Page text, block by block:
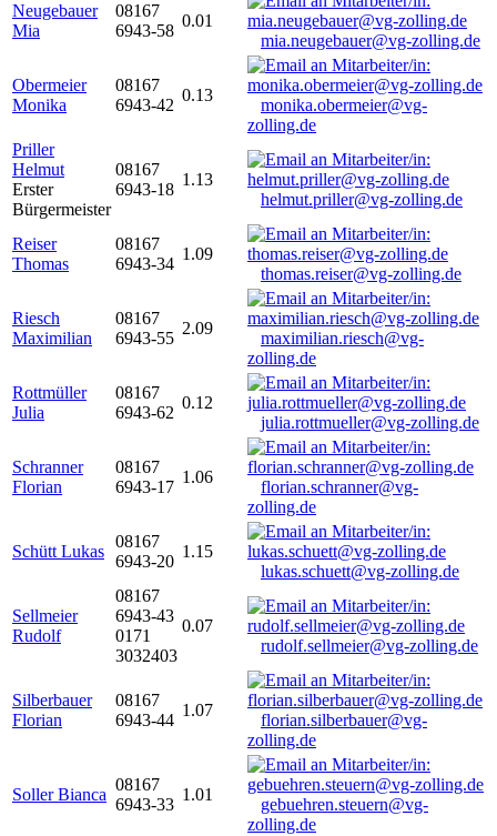
Neugebauer
Mia
08167
6943-58
0.01
mia.neugebauer@vg-zolling.de
Obermeier
Monika
08167
6943-42
0.13
monika.obermeier@vg-
zolling.de
Priller
Helmut
Erster
Bürgermeister
08167
6943-18
1.13
helmut.priller@vg-zolling.de
Reiser
Thomas
08167
6943-34
1.09
thomas.reiser@vg-zolling.de
Riesch
Maximilian
08167
6943-55
2.09
maximilian.riesch@vg-
zolling.de
Rottmüller
Julia
08167
6943-62
0.12
julia.rottmueller@vg-zolling.de
Schranner
Florian
08167
6943-17
1.06
florian.schranner@vg-
zolling.de
Schütt Lukas
08167
6943-20
1.15
lukas.schuett@vg-zolling.de
Sellmeier
Rudolf
08167
6943-43
0171
3032403
0.07
rudolf.sellmeier@vg-zolling.de
Silberbauer
Florian
08167
6943-44
1.07
florian.silberbauer@vg-
zolling.de
Soller Bianca
08167
6943-33
1.01
gebuehren.steuern@vg-
zolling.de